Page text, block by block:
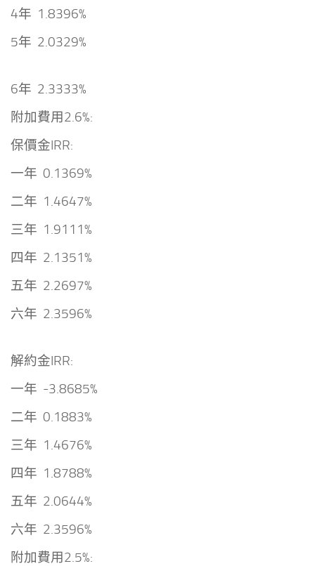
4年 1.8396%
5年 2.0329%
6年 2.3333%
附加費用2.6%:
保價金IRR:
一年 0.1369%
二年 1.4647%
三年 1.9111%
四年 2.1351%
五年 2.2697%
六年 2.3596%
解約金IRR:
一年 -3.8685%
二年 0.1883%
三年 1.4676%
四年 1.8788%
五年 2.0644%
六年 2.3596%
附加費用2.5%: